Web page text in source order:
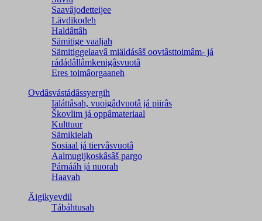
Saavâjođetteijee
Lävdikodeh
Haldâttâh
Sämitige vaaljah
Sämitiggelaavâ miäldásâš oovtâsttoimâm- já
ráđádâllâmkenigâsvuotâ
Eres toimâorgaaneh
Ovdâsvástádâssyergih
Iäláttâsah, vuoigâdvuotâ já piirâs
Škovlim já oppâmateriaal
Kulttuur
Sämikielah
Sosiaal já tiervâsvuotâ
Aalmugijkoskâsâš pargo
Párnááh já nuorah
Haavah
Äigikyevdil
Tábáhtusah